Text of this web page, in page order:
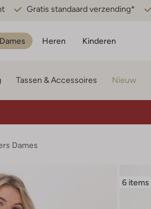
Gratis standaard verzending*
Dames Heren Kinderen
Tassen & Accessoires Nieuw
Dames
6 items